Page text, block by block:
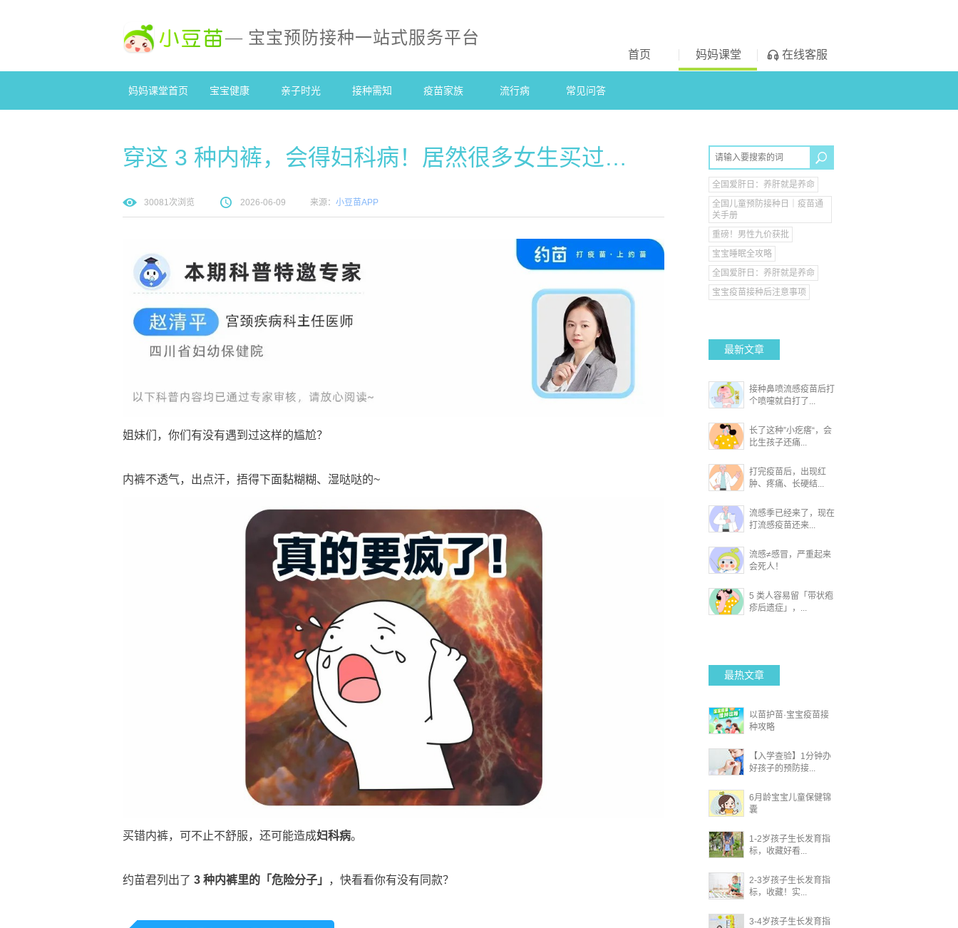
— 宝宝预防接种一站式服务平台
首页 妈妈课堂 在线客服
妈妈课堂首页 宝宝健康 亲子时光 接种需知 疫苗家族 流行病 常见问答
穿这 3 种内裤，会得妇科病！居然很多女生买过…
30081次浏览 2026-06-09 来源： 小豆苗APP
姐妹们，你们有没有遇到过这样的尴尬？
内裤不透气，出点汗，捂得下面黏糊糊、湿哒哒的~
买错内裤，可不止不舒服，还可能造成妇科病。
约苗君列出了 3 种内裤里的「危险分子」 ，快看看你有没有同款？
全国爱肝日：养肝就是养命
全国儿童预防接种日｜疫苗通
关手册
重磅！男性九价获批
宝宝睡眠全攻略
全国爱肝日：养肝就是养命
宝宝疫苗接种后注意事项
最新文章
接种鼻喷流感疫苗后打
个喷嚏就白打了...
长了这种”小疙瘩“，会
比生孩子还痛...
打完疫苗后，出现红
肿、疼痛、长硬结...
流感季已经来了，现在
打流感疫苗还来...
流感≠感冒，严重起来
会死人！
5 类人容易留「带状疱
疹后遗症」，...
最热文章
以苗护苗·宝宝疫苗接
种攻略
【入学查验】1分钟办
好孩子的预防接...
6月龄宝宝儿童保健锦
囊
1-2岁孩子生长发育指
标，收藏好看...
2-3岁孩子生长发育指
标，收藏！实...
3-4岁孩子生长发育指